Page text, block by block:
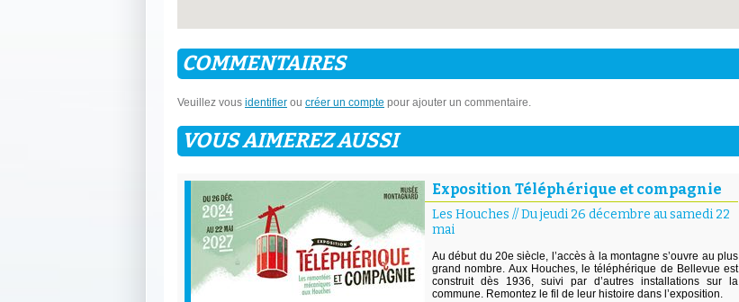
COMMENTAIRES
Veuillez vous identifier ou créer un compte pour ajouter un commentaire.
VOUS AIMEREZ AUSSI
Exposition Téléphérique et compagnie
Les Houches //Du jeudi 26 décembre au samedi 22
mai
Au début du 20e siècle, l’accès à la montagne s’ouvre au plus
grand nombre. Aux Houches, le téléphérique de Bellevue est
construit dès 1936, suivi par d’autres installations sur la
commune. Remontez le fil de leur histoire dans l’exposition.